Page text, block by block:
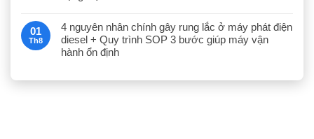
01
Th8
4 nguyên nhân chính gây rung lắc ở máy phát điện
diesel + Quy trình SOP 3 bước giúp máy vận
hành ổn định